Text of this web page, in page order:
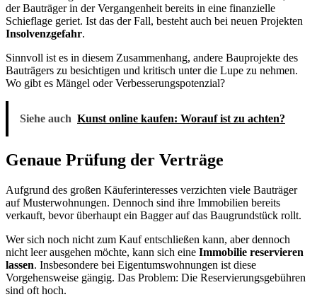
der Bauträger in der Vergangenheit bereits in eine finanzielle
Schieflage geriet. Ist das der Fall, besteht auch bei neuen Projekten
Insolvenzgefahr.
Sinnvoll ist es in diesem Zusammenhang, andere Bauprojekte des
Bauträgers zu besichtigen und kritisch unter die Lupe zu nehmen.
Wo gibt es Mängel oder Verbesserungspotenzial?
Siehe auch Kunst online kaufen: Worauf ist zu achten?
Genaue Prüfung der Verträge
Aufgrund des großen Käuferinteresses verzichten viele Bauträger
auf Musterwohnungen. Dennoch sind ihre Immobilien bereits
verkauft, bevor überhaupt ein Bagger auf das Baugrundstück rollt.
Wer sich noch nicht zum Kauf entschließen kann, aber dennoch
nicht leer ausgehen möchte, kann sich eine Immobilie reservieren
lassen. Insbesondere bei Eigentumswohnungen ist diese
Vorgehensweise gängig. Das Problem: Die Reservierungsgebühren
sind oft hoch.